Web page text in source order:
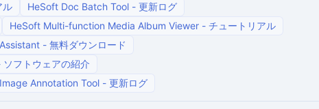
ル HeSoft Doc Batch Tool - 更新ログ
HeSoft Multi-function Media Album Viewer - チュートリアル
- 無料ダウンロード
ソフトウェアの紹介
Annotation Tool - 更新ログ